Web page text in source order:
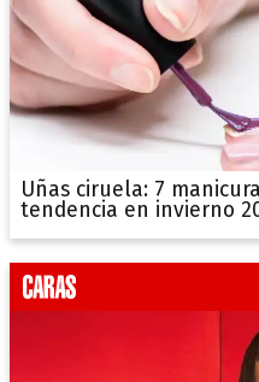
Uñas ciruela: 7
tendencia en invierno